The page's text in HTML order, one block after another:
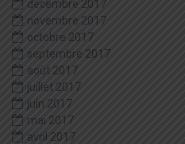
décembre 2017
novembre 2017
octobre 2017
septembre 2017
août 2017
juillet 2017
juin 2017
mai 2017
avril 2017